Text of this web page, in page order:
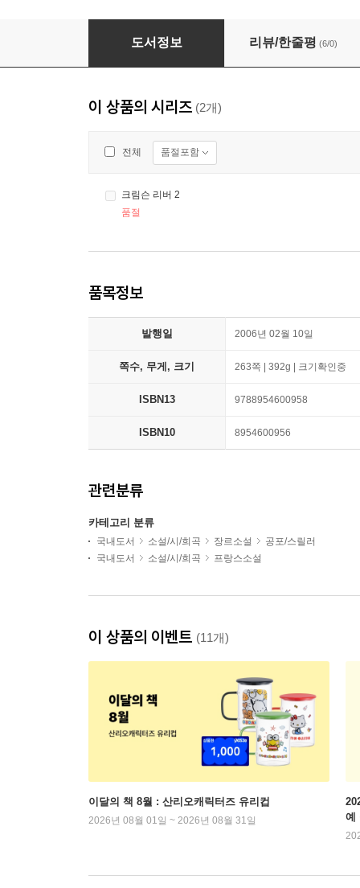
크림슨 리버 1
도서정보 리뷰/한줄평 (6/0)
이 상품의 시리즈 (2개)
전체 품절포함
크림슨 리버 2
품절
품목정보
발행일 2006년 02월 10일
쪽수, 무게, 크기 263쪽 | 392g | 크기확인중
ISBN13 9788954600958
ISBN10 8954600956
관련분류
카테고리 분류
국내도서 소설/시/희곡 장르소설
공포/스릴러
국내도서
소설/시/희곡 프랑스소설
이 상품의 이벤트 (11개)
이달의 책 8월 : 산리오캐릭터즈 유리컵
2026년 08월 01일 ~ 2026년 08월 31일
예